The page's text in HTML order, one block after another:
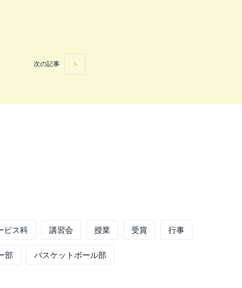
次の記事
ビス科 講習会 授業 受賞 行事
部 バスケットボール部